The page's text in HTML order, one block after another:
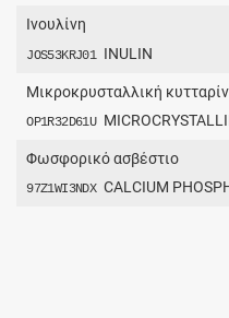
Ινουλίνη
JOS53KRJ01 INULIN
Μικροκρυσταλλική
OP1R32D61U
Φωσφορικό ασβέστιο
97Z1WI3NDX CALCIUM